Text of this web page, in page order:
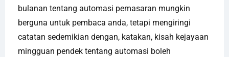
bulanan tentang automasi pemasaran mungkin
berguna untuk pembaca anda, tetapi mengiringi
catatan sedemikian dengan, katakan, kisah kejayaan
mingguan pendek tentang automasi boleh